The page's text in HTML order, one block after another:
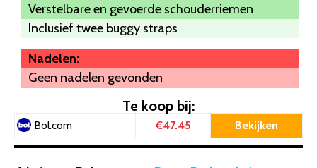
Verstelbare en gevoerde schouderriemen
Inclusief twee buggy straps
Nadelen:
Geen nadelen gevonden
Te koop bij:
Bol.com €47.45 Bekijken